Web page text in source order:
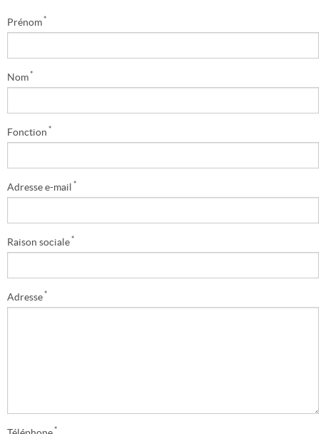
Prénom*
Nom*
Fonction *
Adresse e-mail *
Raison sociale*
Adresse*
*